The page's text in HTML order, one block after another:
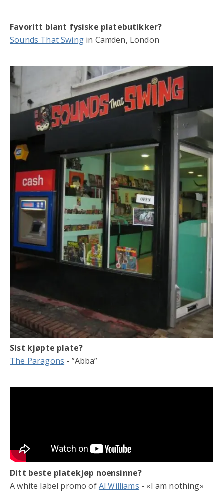
Favoritt blant fysiske platebutikker?
Sounds That Swingin Camden, London
Sist kjøpte plate?
The Paragons - ”Abba”
Ditt beste platekjøp noensinne?
A white label promo ofAl Williams - «I am nothing»